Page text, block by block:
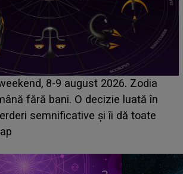
DETALIU ASCUNS până
concurentul din Casa Iubirii
NEAȘTEPTATĂ despre mama
în față, eu nu te iubesc pentru